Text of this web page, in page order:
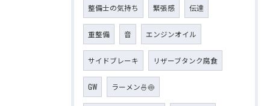
整備士の気持ち 緊張感 伝達
重整備 音 エンジンオイル
サイドブレーキ リザーブタンク腐食
GW ラーメン🍜🍥